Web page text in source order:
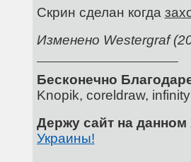
Скрин сделан когда
Изменено Westergraf
Бесконечно
Knopik, coreldraw,
Держу сайт на данном
Украины!